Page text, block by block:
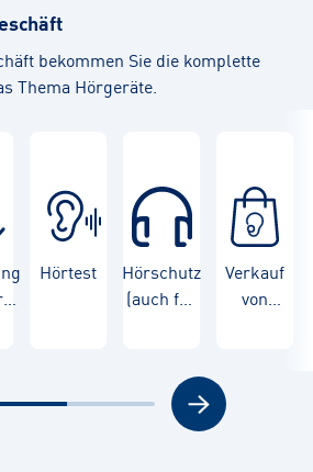
bekommen Sie die komplette
Thema Hörgeräte.
Hörtest
Hörschutz
(auch für
Verkauf
von